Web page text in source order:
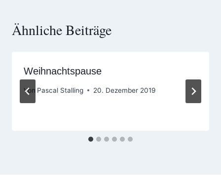
Ähnliche Beiträge
Weihnachtspause
Von Pascal Stalling 20. Dezember 2019